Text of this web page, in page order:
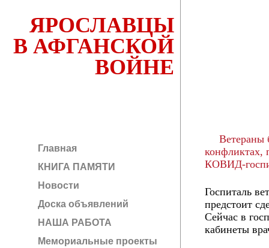
ЯРОСЛАВЦЫ
В АФГАНСКОЙ
ВОЙНЕ
Главная
КНИГА ПАМЯТИ
Новости
Доска объявлений
НАША РАБОТА
Мемориальные проекты
Ветераны
конфликтах,
КОВИД-
Госпиталь
предстоит
Сейчас в
кабинеты